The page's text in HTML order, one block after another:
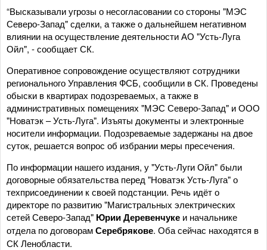
“Высказывали угрозы о несогласовании со стороны "МЭС
Северо-Запад" сделки, а также о дальнейшем негативном
влиянии на осуществление деятельности АО "Усть-Луга
Ойл", - сообщает СК.
Оперативное сопровождение осуществляют сотрудники
регионального Управления ФСБ, сообщили в СК. Проведены
обыски в квартирах подозреваемых, а также в
административных помещениях "МЭС Северо-Запад" и ООО
"Новатэк – Усть-Луга". Изъяты документы и электронные
носители информации. Подозреваемые задержаны на двое
суток, решается вопрос об избрании меры пресечения.
По информации нашего издания, у "Усть-Луги Ойл" были
договорные обязательства перед "Новатэк Усть-Луга" о
техприсоединении к своей подстанции. Речь идёт о
директоре по развитию "Магистральных электрических
сетей Северо-Запад" Юрии Деревенчуке и начальнике
отдела по договорамСеребрякове. Оба сейчас находятся в
СК Ленобласти.